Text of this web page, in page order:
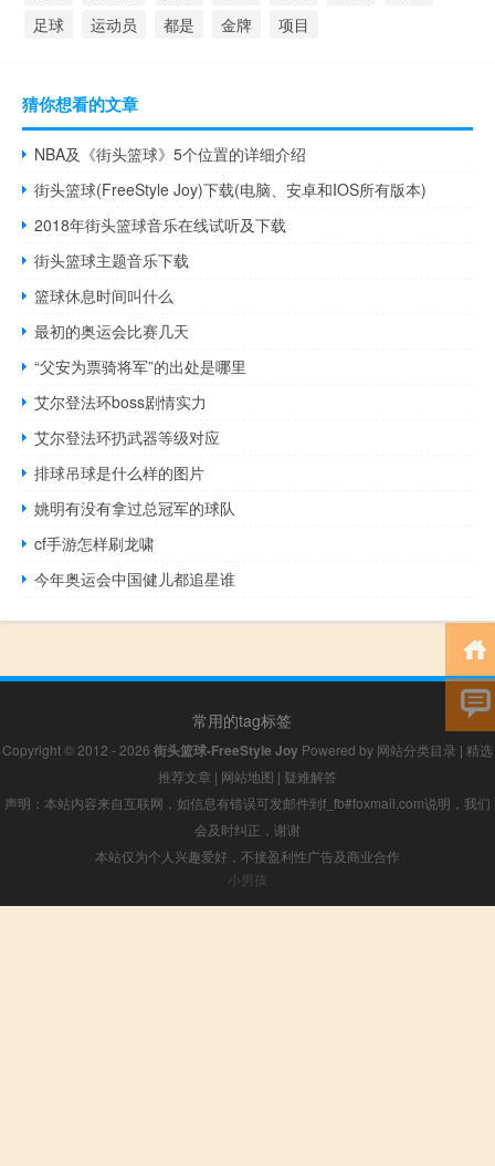
足球
运动员 都是 金牌 项目
猜你想看的文章
NBA及《街头篮球》5个位置的详细介绍
街头篮球(FreeStyle Joy)下载(电脑、安卓和IOS所有版本)
2018年街头篮球音乐在线试听及下载
街头篮球主题音乐下载
篮球休息时间叫什么
最初的奥运会比赛几天
“父安为票骑将军”的出处是哪里
艾尔登法环boss剧情实力
艾尔登法环扔武器等级对应
排球吊球是什么样的图片
姚明有没有拿过总冠军的球队
cf手游怎样刷龙啸
今年奥运会中国健儿都追星谁
常用的tag标签
Copyright © 2012 - 2026 街头篮球-FreeStyle Joy Powered by 网站分类目录 | 精选
推荐文章 | 网站地图 | 疑难解答
声明：本站内容来自互联网，如信息有错误可发邮件到f_fb#foxmail.com说明，我们
会及时纠正，谢谢
本站仅为个人兴趣爱好，不接盈利性广告及商业合作
小男孩